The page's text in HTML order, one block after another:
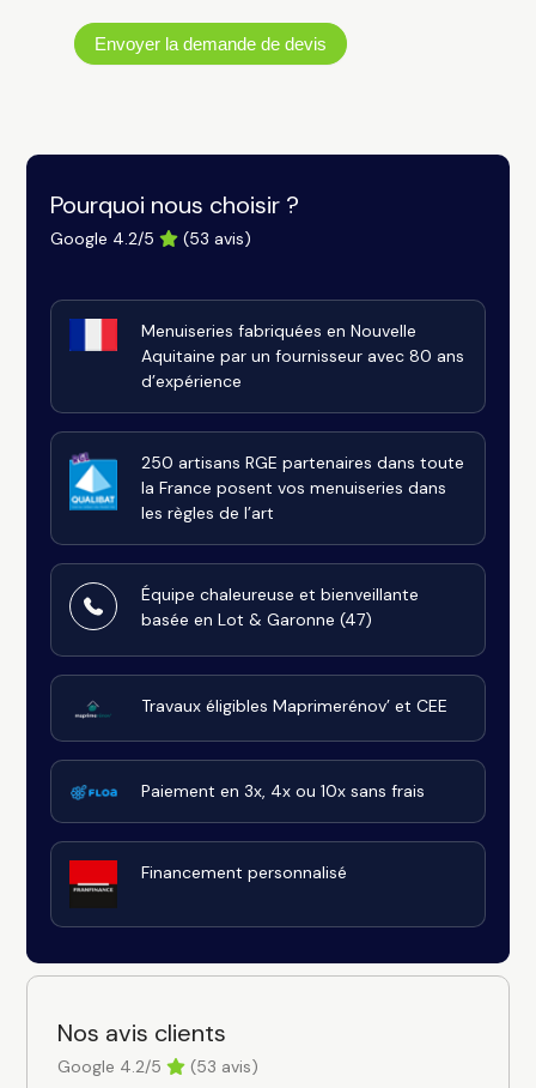
Envoyer la demande de devis
Pourquoi nous choisir ?
Google 4.2/5 (53 avis)
Menuiseries fabriquées en Nouvelle
Aquitaine par un fournisseur avec 80 ans
d’expérience
250 artisans RGE partenaires dans toute
la France posent vos menuiseries dans
les règles de l’art
Équipe chaleureuse et bienveillante
basée en Lot & Garonne (47)
Travaux éligibles Maprimerénov’ et CEE
Paiement en 3x, 4x ou 10x sans frais
Financement personnalisé
Nos avis clients
Google 4.2/5 (53 avis)